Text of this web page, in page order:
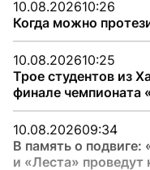
10.08.202610:26
Когда можно
10.08.202610:25
Трое студентов из
финале чемпионата
10.08.202609:34
В память о подвиге:
и «Леста» проведут